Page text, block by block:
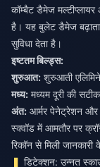
कॉम्बैट डैमेज
है। यह बुलेट डैमेज
सुविधा देता है।
इष्टतम बिल्ड्स:
शुरुआत: शुरुआती
मध्य: मध्यम दूरी की
अंत: आर्मर पेनेट्रेशन
स्क्वॉड में आमतौर पर
रिकॉन से मिली
डिटेक्शन: उन्नत